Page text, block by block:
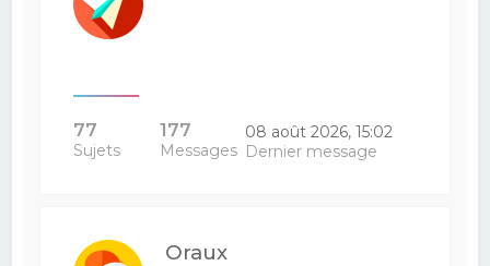
77
Sujets
177
Messages
08 août 2026, 15:02
Dernier message
Oraux